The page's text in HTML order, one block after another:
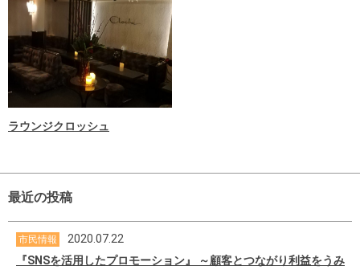
ラウンジクロッシュ
最近の投稿
市民情報
2020.07.22
『SNSを活用したプロモーション』 ～顧客とつながり利益をうみ